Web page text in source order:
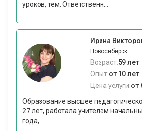
уроков, тем. Ответственн...
Ирина
Новосибирск
Возраст:59 лет
Опыт:от 10 лет
Цена услуги:от
Образование высшее
27 лет, работала учителем
года,...